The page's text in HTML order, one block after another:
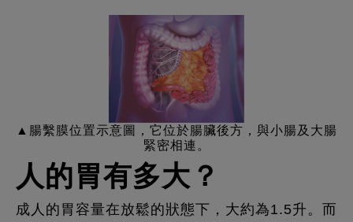
▲腸繫膜位置示意圖，它位於腸臟後方，與小腸及大腸
緊密相連。
人的胃有多大？
成人的胃容量在放鬆的狀態下，大約為1.5升。而